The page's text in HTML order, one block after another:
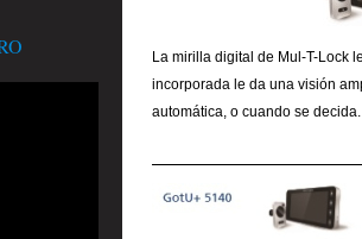
La mirilla digital de Mul-T-Lock
incorporada le da una visión
automática, o cuando se decida.